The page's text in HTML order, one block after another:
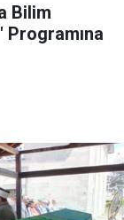
Bilim
Programına